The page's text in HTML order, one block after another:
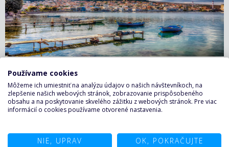
Mytiléna , Lesbos
O plavbách
Používame cookies
Môžeme ich umiestniť na analýzu údajov o našich návštevníkoch, na
zlepšenie našich webových stránok, zobrazovanie prispôsobeného
obsahu a na poskytovanie skvelého zážitku z webových stránok. Pre viac
informácií o cookies používame otvorené nastavenia.
NIE, UPRAV OK, POKRAČUJTE